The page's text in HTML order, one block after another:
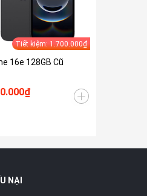
Tiết kiệm: 1.700.000₫
16e 128GB Cũ
NẠI